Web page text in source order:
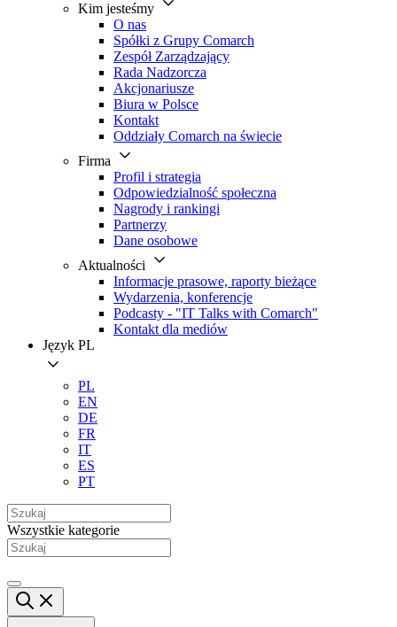
Kim jesteśmy
O nas
Spółki z Grupy Comarch
Zespół Zarządzający
Rada Nadzorcza
Akcjonariusze
Biura w Polsce
Kontakt
Oddziały Comarch na świecie
Firma
Profil i strategia
Odpowiedzialność społeczna
Nagrody i rankingi
Partnerzy
Dane osobowe
Aktualności
Informacje prasowe, raporty bieżące
Wydarzenia, konferencje
Podcasty - "IT Talks with Comarch"
Kontakt dla mediów
Język PL
PL
EN
DE
FR
IT
ES
PT
Wszystkie kategorie